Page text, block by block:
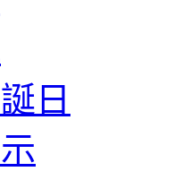
日